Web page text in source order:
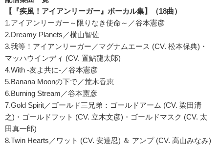
【『疾風！アイアンリーガー』ボーカル集】（18曲）
1.アイアンリーガー～限りなき使命～／谷本憲彦
2.Dreamy Planets／横山智佐
3.我等！アイアンリーガー／マグナムエース (CV. 松本保典)・
マッハウインディ (CV. 置鮎龍太郎)
4.With -友よ共に-／谷本憲彦
5.Banana Moonの下で／荒木香恵
6.Burning Stream／谷本憲彦
7.Gold Spirit／ゴールド三兄弟：ゴールドアーム (CV. 梁田清
之)・ゴールドフット (CV. 立木文彦)・ゴールドマスク (CV. 太
田真一郎)
8.Twin Hearts／ワット (CV. 安達忍) ＆ アンプ (CV. 高山みなみ)